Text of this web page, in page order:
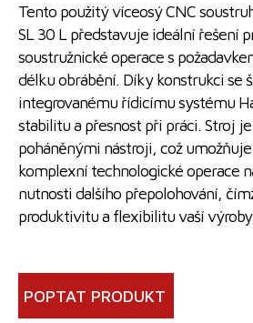
Tento použitý víceosý CNC
SL 30 L představuje ideální řešení
soustružnické operace s
délku obrábění. Díky konstrukci se
integrovanému řídicímu systému
stabilitu a přesnost při práci. Stroj
poháněnými nástroji, což
komplexní technologické operace
nutnosti dalšího přepolohování,
produktivitu a flexibilitu vaší
POPTAT PRODUKT